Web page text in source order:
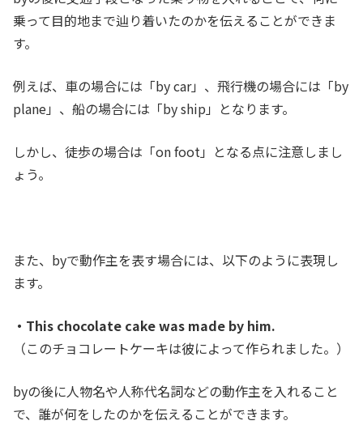
乗って目的地まで辿り着いたのかを伝えることができま
す。
例えば、車の場合には「by car」 、飛行機の場合には「by
plane」、船の場合には「by ship」となります。
しかし、徒歩の場合は「on foot」となる点に注意しまし
ょう。
また、byで動作主を表す場合には、以下のように表現し
ます。
・This chocolate cake was made by him.
（このチョコレートケーキは彼によって作られました。）
byの後に人物名や人称代名詞などの動作主を入れること
で、誰が何をしたのかを伝えることができます。